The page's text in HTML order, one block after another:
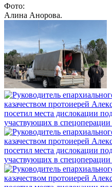
Фото:
Алина Анорова.